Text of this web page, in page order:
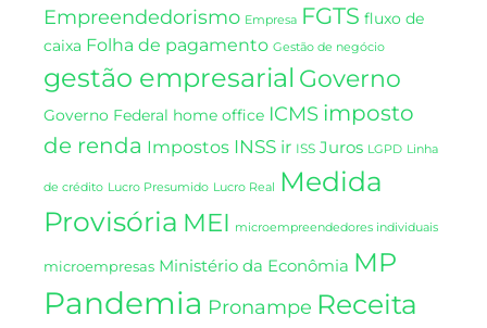
Empreendedorismo Empresa FGTS fluxo de
caixa Folha de pagamento Gestão de negócio
gestão empresarial Governo
Governo Federal home office ICMS imposto
de renda Impostos INSS ir ISS Juros LGPD Linha
de crédito Lucro Presumido Lucro Real
Medida
Provisória MEI microempreendedores individuais
microempresas Ministério da Econômia MP
Pandemia Pronampe Receita